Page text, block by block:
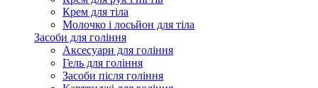
Крем для тіла
Молочко і лосьйон для тіла
Засоби для гоління
Аксесуари для гоління
Гель для гоління
Засоби після гоління